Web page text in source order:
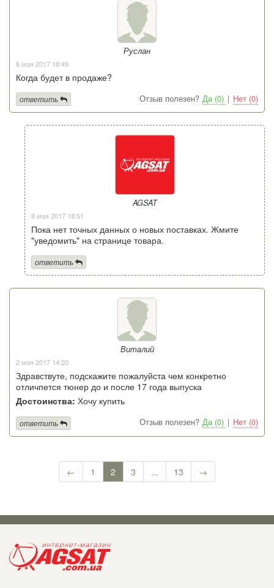
Руслан
8 мая 2017 18:49
Когда будет в продаже?
Отзыв полезен? Да (0) | Нет (0)
ответить
AGSAT
8 мая 2017 18:51
Пока нет точных данных о новых поставках. Жмите
"уведомить" на странице товара.
ответить
Виталий
2 мая 2017 14:20
Здравствуте, подскажите пожалуйста чем конкретно
отличпется тюнер до и после 17 года выпуска
Достоинства: Хочу купить
Отзыв полезен? Да (0) | Нет (0)
ответить
← 1 2 3 ... 13 →